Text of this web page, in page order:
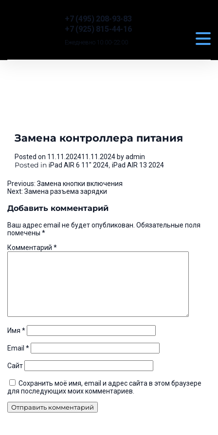
+7 (495) 208-93-83
+7 (925) 815-44-16
Ежедневно 10:00-22:00
Замена контроллера питания
Posted on 11.11.202411.11.2024 byadmin
Posted in iPad AIR 6 11" 2024, iPad AIR 13 2024
Навигация
по
записям
Previous: Замена кнопки включения
Next: Замена разъема зарядки
Добавить комментарий
Ваш адрес email не будет опубликован. Обязательные поля
помечены *
Комментарий *
Имя *
Email *
Сайт
Сохранить моё имя, email и адрес сайта в этом браузере
для последующих моих комментариев.